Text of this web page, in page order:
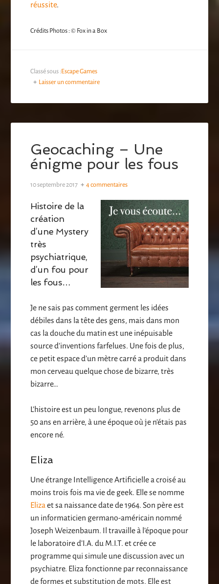
réussite.
Crédits Photos : © Fox in a Box
Classé sous : Escape Games
Laisser un commentaire
Geocaching – Une
énigme pour les fous
10 septembre 2017 4 commentaires
Histoire de la
création
d’une Mystery
très
psychiatrique,
d’un fou pour
les fous…
Je ne sais pas comment germent les idées
débiles dans la tête des gens, mais dans mon
cas la douche du matin est une inépuisable
source d’inventions farfelues. Une fois de plus,
ce petit espace d’un mètre carré a produit dans
mon cerveau quelque chose de bizarre, très
bizarre…
L’histoire est un peu longue, revenons plus de
50 ans en arrière, à une époque où je n’étais pas
encore né.
Eliza
Une étrange Intelligence Artificielle a croisé au
moins trois fois ma vie de geek. Elle se nomme
Elizaet sa naissance date de 1964. Son père est
un informaticien germano-américain nommé
Joseph Weizenbaum. Il travaille à l’époque pour
le laboratoire d’I.A. du M.I.T. et crée ce
programme qui simule une discussion avec un
psychiatre. Eliza fonctionne par reconnaissance
de formes et substitution de mots. Elle est